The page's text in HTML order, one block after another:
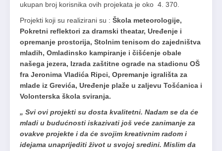
ukupan broj korisnika ovih projekata je oko 4. 370.
Projekti koji su realizirani su : Škola meteorologije,
Pokretni reflektori za dramski theatar, Uređenje i
opremanje prostorija, Stolnim tenisom do zajedništva
mladih, Omladinsko kampiranje i čišćenje obale
našega jezera, Izrada zaštitne ograde na stadionu OŠ
fra Jeronima Vladića Ripci, Opremanje igrališta za
mlade iz Grevića, Uređenje plaže u zaljevu Tošćanica i
Volonterska škola sviranja.
„ Svi ovi projekti su dosta kvalitetni. Nadam se da će
mladi u budućnosti iskazivati još veće zanimanje za
ovakve projekte i da će svojim kreativnim radom i
idejama unaprijediti život u svojoj sredini. Mislim da